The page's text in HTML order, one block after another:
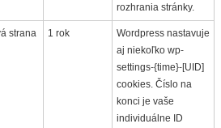
rozhrania stránky.
strana 1 rok
Wordpress nastavuje
aj niekoľko wp-
settings-{time}-[UID]
cookies. Číslo na
konci je vaše
individuálne ID